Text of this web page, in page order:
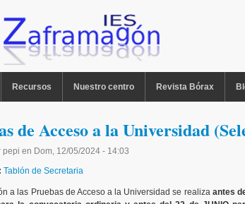
Recursos Nuestro centro Revista Bórax
de Acceso a la Universidad
pepi en Dom, 12/05/2024 - 14:03
Tablón de Secretaria
a las Pruebas de Acceso a la Universidad se realizaantes